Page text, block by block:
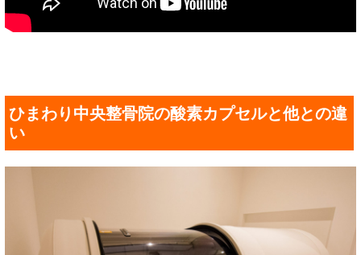
ひまわり中央整骨院の酸素カプセルと他との違
い